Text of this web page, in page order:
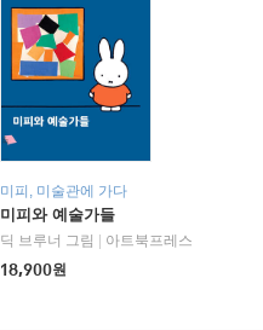
미피, 미술관에 가다
미피와 예술가들
딕 브루너 그림
아트북프레스
18,900원